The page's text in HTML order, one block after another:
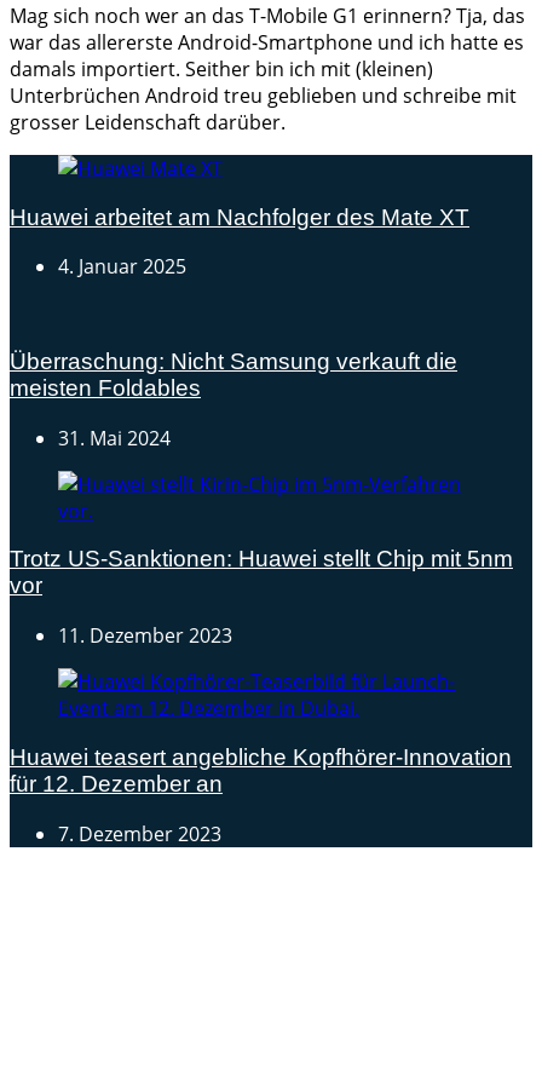
Mag sich noch wer an das T-Mobile G1 erinnern? Tja, das
war das allererste Android-Smartphone und ich hatte es
damals importiert. Seither bin ich mit (kleinen)
Unterbrüchen Android treu geblieben und schreibe mit
grosser Leidenschaft darüber.
Huawei arbeitet am Nachfolger des Mate XT
4. Januar 2025
Überraschung: Nicht Samsung verkauft die
meisten Foldables
31. Mai 2024
Trotz US-Sanktionen: Huawei stellt Chip mit 5nm
vor
11. Dezember 2023
Huawei teasert angebliche Kopfhörer-Innovation
für 12. Dezember an
7. Dezember 2023